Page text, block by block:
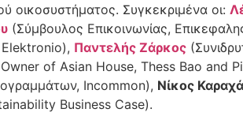
οικοσυστήματος. Συγκεκριμένα οι:
(Σύμβουλος Επικοινωνίας,
Elektronio), Παντελής Ζάρκος
of Asian House, Thess Bao and
Incommon), Νίκος
Business Case).